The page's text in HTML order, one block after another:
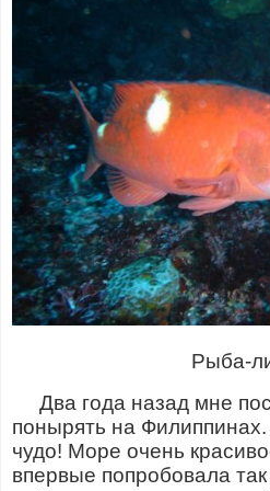
Рыба-
Два года назад мне
понырять на Филиппинах.
чудо! Море очень
впервые попробовала